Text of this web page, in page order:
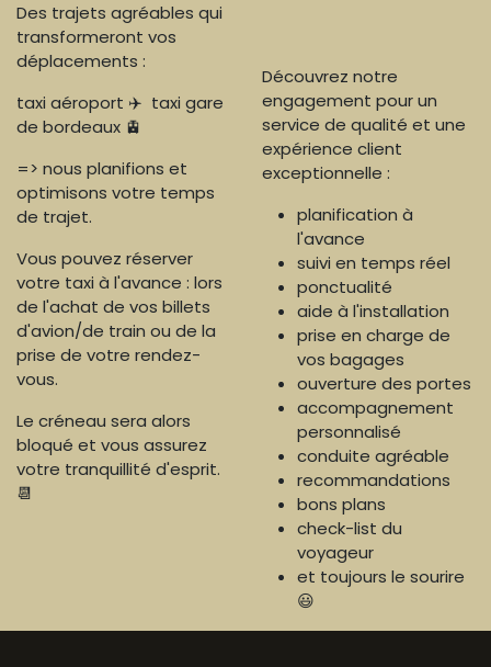
Des trajets agréables qui
transformeront vos
déplacements :
taxi aéroport ✈️ taxi gare
de bordeaux 🚊
=> nous planifions et
optimisons votre temps
de trajet.
Vous pouvez réserver
votre taxi à l'avance : lors
de l'achat de vos billets
d'avion/de train ou de la
prise de votre rendez-
vous.
Le créneau sera alors
bloqué et vous assurez
votre tranquillité d'esprit.
📆
Découvrez notre
engagement pour un
service de qualité et une
expérience client
exceptionnelle :
planification à
l'avance
suivi en temps réel
ponctualité
aide à l'installation
prise en charge de
vos bagages
ouverture des portes
accompagnement
personnalisé
conduite agréable
recommandations
bons plans
check-list du
voyageur
et toujours le sourire
😃